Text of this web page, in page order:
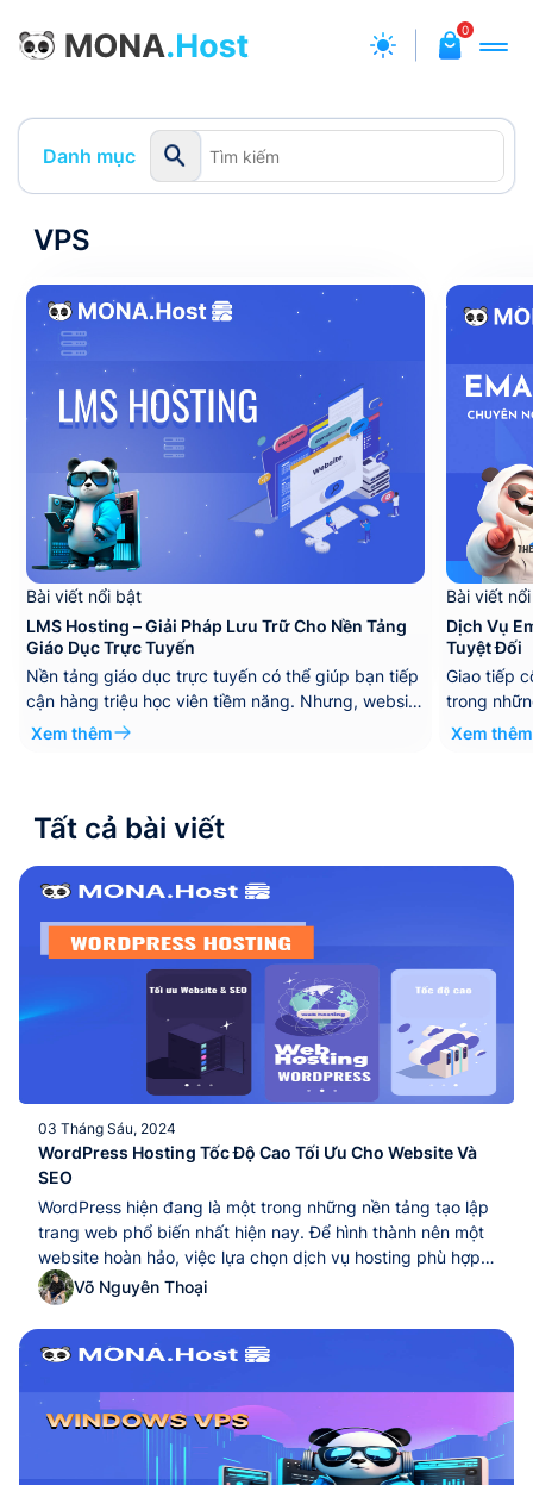
0
Danh mục
VPS
Bài viết nổi bật
LMS Hosting – Giải Pháp Lưu Trữ Cho Nền Tảng
Giáo Dục Trực Tuyến
Nền tảng giáo dục trực tuyến có thể giúp bạn tiếp
cận hàng triệu học viên tiềm năng. Nhưng, website
của bạn có đủ dung lượng lưu trữ lớn để chứa các
Xem thêm
Bài viết
Dịch Vụ
Tuyệt Đối
Giao tiếp
trong
nhất
Xem thêm
Tất cả bài viết
03 Tháng Sáu, 2024
WordPress Hosting Tốc Độ Cao Tối Ưu Cho Website Và
SEO
WordPress hiện đang là một trong những nền tảng tạo lập
trang web phổ biến nhất hiện nay. Để hình thành nên một
website hoàn hảo, việc lựa chọn dịch vụ hosting phù hợp
trở nên cực kỳ quan trọng. Vậy WordPress Hosting là gì,
có những tính năng nổi bật nào khi sử dụng...WordPress
hiện đang là một trong những nền tảng tạo lập trang web
phổ biến nhất hiện nay. Để hình thành nên một website
cực kỳ quan trọng. Vậy WordPress Hosting là gì, có những
tính năng nổi bật nào khi sử dụng...
Võ Nguyên Thoại